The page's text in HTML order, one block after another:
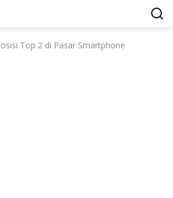
Top 2 di Pasar Smartphone